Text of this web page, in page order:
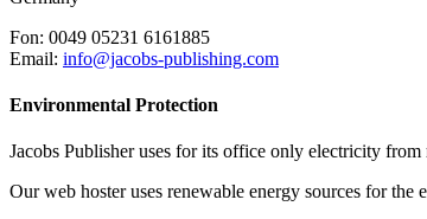
Fon: 0049 05231 6161885
Email: info@jacobs-publishing.com
Environmental Protection
Jacobs Publisher uses for its office only electricity
Our web hoster uses renewable energy sources for